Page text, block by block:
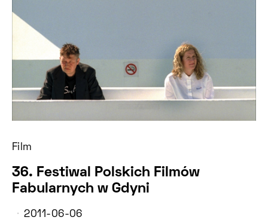
Film
36. Festiwal Polskich Filmów
Fabularnych w Gdyni
2011-06-06